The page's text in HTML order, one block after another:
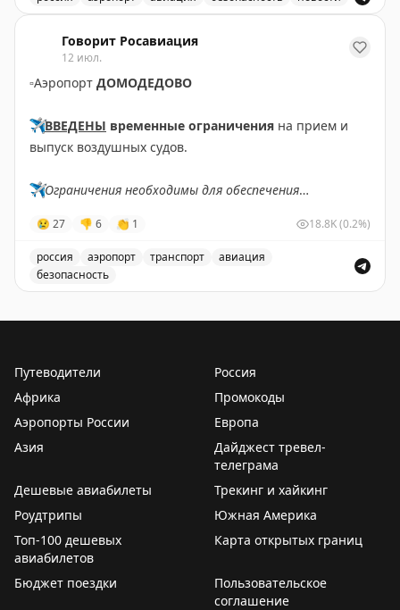
Говорит Росавиация
12 июл.
▫️Аэропорт ДОМОДЕДОВО
✈️ВВЕДЕНЫ временные ограничения на прием и
выпуск воздушных судов.
✈️Ограничения необходимы для обеспечения
✈️ Говорит Росавиация|MАХ
😢 27 👎 6 👏 1 18.8K(0.2%)
россия аэропорт транспорт
авиация
безопасность
Путеводители
Россия
Африка
Промокоды
Аэропорты России
Европа
Азия
Дайджест тревел-
телеграма
Дешевые авиабилеты
Трекинг и хайкинг
Роудтрипы
Южная Америка
Топ-100 дешевых
авиабилетов
Карта открытых границ
Бюджет поездки
Пользовательское
соглашение